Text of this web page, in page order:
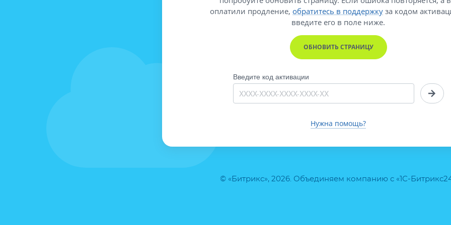
© «Битрикс», 2026. Объединяем компанию с «1С-
оплатили продление, обратитесь в поддержку за кодом
введите его в поле ниже.
ОБНОВИТЬ СТРАНИЦУ
Введите код активации
Нужна помощь?